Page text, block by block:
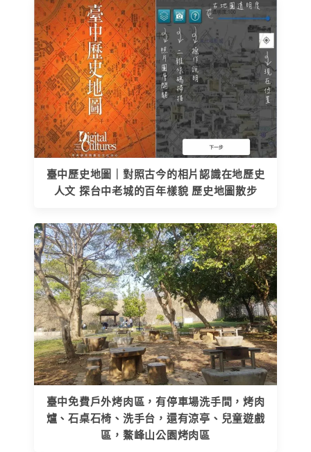
臺中歷史地圖｜對照古今的相片認識在地歷史
人文 探台中老城的百年樣貌 歷史地圖散步
臺中免費戶外烤肉區，有停車場洗手間，烤肉
爐、石桌石椅、洗手台，還有涼亭、兒童遊戲
區，鰲峰山公園烤肉區